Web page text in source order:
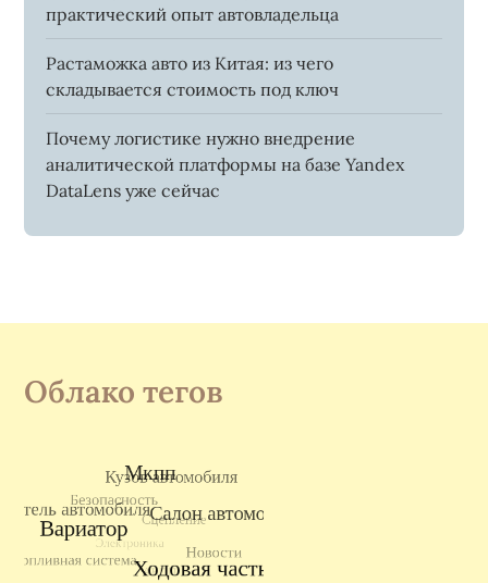
практический опыт автовладельца
Растаможка авто из Китая: из чего
складывается стоимость под ключ
Почему логистике нужно внедрение
аналитической платформы на базе Yandex
DataLens уже сейчас
Облако тегов